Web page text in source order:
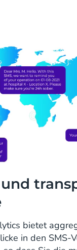
bietet
in den SMS-